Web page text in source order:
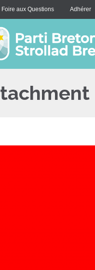
Foire aux Questions Adhérer